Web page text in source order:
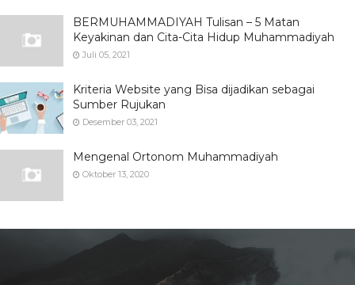
BERMUHAMMADIYAH Tulisan – 5 Matan
Keyakinan dan Cita-Cita Hidup Muhammadiyah
Juli 05, 2021
Kriteria Website yang Bisa dijadikan sebagai
Sumber Rujukan
Desember 03, 2021
Mengenal Ortonom Muhammadiyah
Oktober 13, 2020